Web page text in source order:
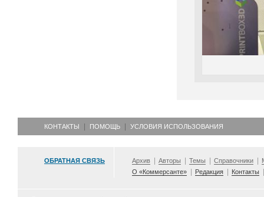
КОНТАКТЫ ПОМОЩЬ УСЛОВИЯ ИСПОЛЬЗОВАНИЯ
ОБРАТНАЯ СВЯЗЬ Архив Авторы Темы Справочники
О «Коммерсанте»
Редакция Контакты